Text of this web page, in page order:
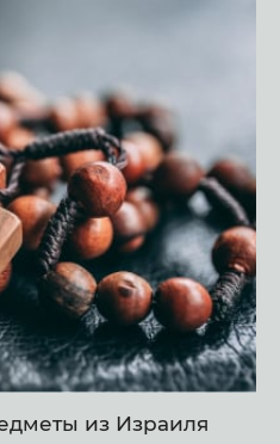
из Израиля